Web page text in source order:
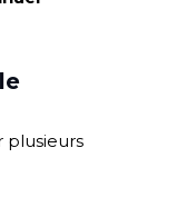
plusieurs